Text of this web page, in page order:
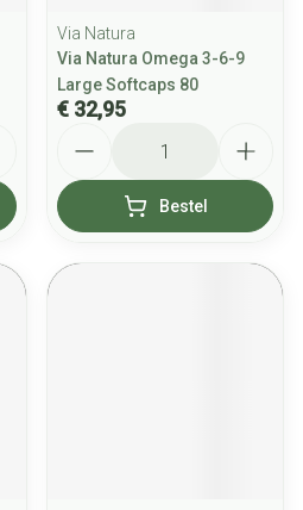
Via Natura
Via Natura Omega 3-6-9
Large Softcaps 80
€ 32,95
Bestel